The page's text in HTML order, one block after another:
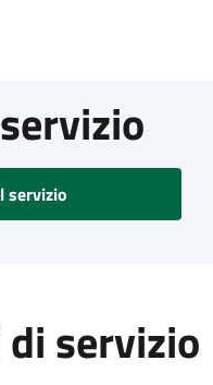
servizio
servizio